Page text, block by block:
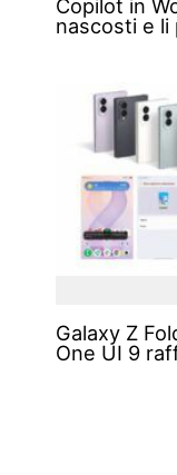
Copilot in
nascosti e li
Galaxy Z
One UI 9